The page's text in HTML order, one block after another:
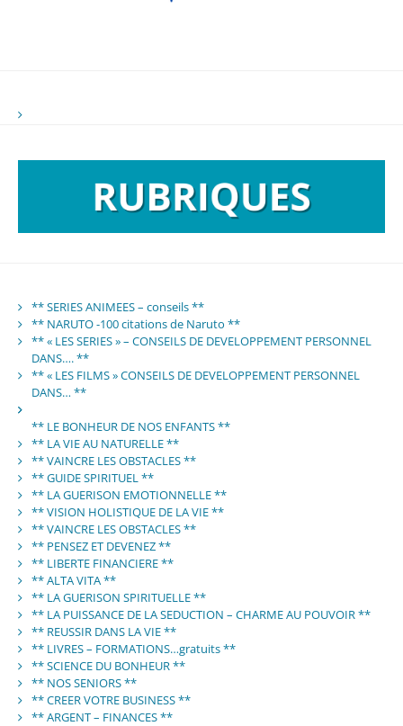
** SERIES ANIMEES – conseils **
** NARUTO -100 citations de Naruto **
** « LES SERIES » – CONSEILS DE DEVELOPPEMENT PERSONNEL
DANS…. **
** « LES FILMS » CONSEILS DE DEVELOPPEMENT PERSONNEL
DANS… **
** LE BONHEUR DE NOS ENFANTS **
** LA VIE AU NATURELLE **
** VAINCRE LES OBSTACLES **
** GUIDE SPIRITUEL **
** LA GUERISON EMOTIONNELLE **
** VISION HOLISTIQUE DE LA VIE **
** VAINCRE LES OBSTACLES **
** PENSEZ ET DEVENEZ **
** LIBERTE FINANCIERE **
** ALTA VITA **
** LA GUERISON SPIRITUELLE **
** LA PUISSANCE DE LA SEDUCTION – CHARME AU POUVOIR **
** REUSSIR DANS LA VIE **
** LIVRES – FORMATIONS…gratuits **
** SCIENCE DU BONHEUR **
** NOS SENIORS **
** CREER VOTRE BUSINESS **
** ARGENT – FINANCES **